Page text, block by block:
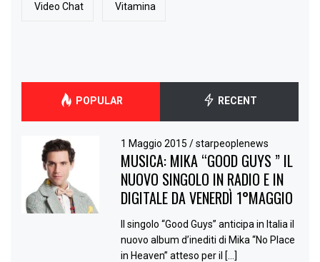
Video Chat Vitamina
POPULAR RECENT
1 Maggio 2015/ starpeoplenews
MUSICA: MIKA “GOOD GUYS ” IL
NUOVO SINGOLO IN RADIO E IN
DIGITALE DA VENERDÌ 1°MAGGIO
Il singolo “Good Guys” anticipa in Italia il
nuovo album d’inediti di Mika “No Place
in Heaven” atteso per il […]